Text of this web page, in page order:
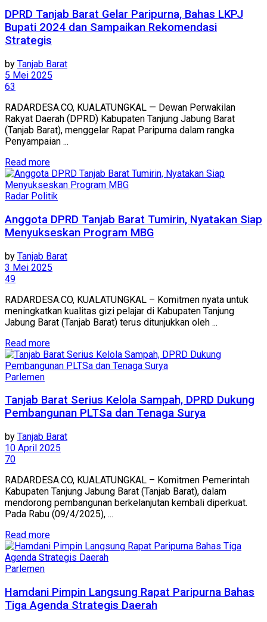
DPRD Tanjab Barat Gelar Paripurna, Bahas LKPJ
Bupati 2024 dan Sampaikan Rekomendasi
Strategis
by Tanjab Barat
5 Mei 2025
63
RADARDESA.CO, KUALATUNGKAL — Dewan Perwakilan
Rakyat Daerah (DPRD) Kabupaten Tanjung Jabung Barat
(Tanjab Barat), menggelar Rapat Paripurna dalam rangka
Penyampaian ...
Read more
Radar Politik
Anggota DPRD Tanjab Barat Tumirin, Nyatakan Siap
Menyukseskan Program MBG
by Tanjab Barat
3 Mei 2025
49
RADARDESA.CO, KUALATUNGKAL – Komitmen nyata untuk
meningkatkan kualitas gizi pelajar di Kabupaten Tanjung
Jabung Barat (Tanjab Barat) terus ditunjukkan oleh ...
Read more
Parlemen
Tanjab Barat Serius Kelola Sampah, DPRD Dukung
Pembangunan PLTSa dan Tenaga Surya
by Tanjab Barat
10 April 2025
70
RADARDESA.CO, KUALATUNGKAL – Komitmen Pemerintah
Kabupaten Tanjung Jabung Barat (Tanjab Barat), dalam
mendorong pembangunan berkelanjutan kembali diperkuat.
Pada Rabu (09/4/2025), ...
Read more
Parlemen
Hamdani Pimpin Langsung Rapat Paripurna Bahas
Tiga Agenda Strategis Daerah